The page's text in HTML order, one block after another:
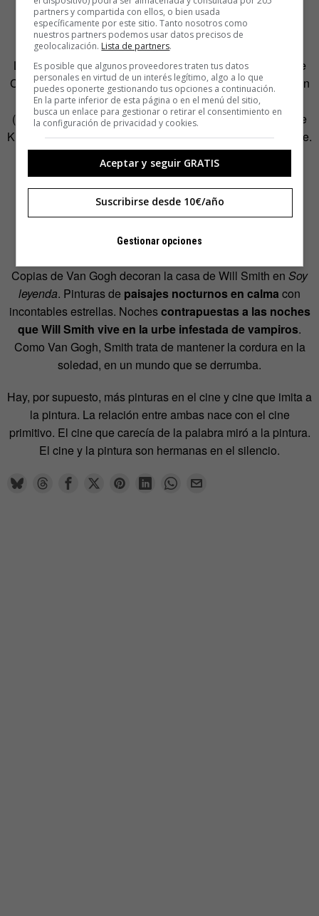
La mayoría de las pinturas enEyes Wide shutson obra de
Christiane Kubrick, la esposa del director de cine. Así es en
el pasillo que atraviesa el matrimonio Cruise y Kidman
(ficticio y real entonces). Los profundos rojos de Christiane
K. pintan manzanas en las que uno quisiera hincar el diente.
Naturalezas muertas que por su colorido sugieren
sensualidad.Caer y morir en el placer.
Un mundo en orden
Copias de Van Gogh decoran la casa de Will Smith en Soy
leyenda. Pinturas de paisajes nocturnos en calma con
incontables estrellas. Nochescontrapuestas a las noches
que Will Smith vive en la urbe infestada de vampiros.
Como Van Gogh, Smith trata de mantener la cordura en la
soledad, en un mundo que se derrumba.
Hay, por supuesto, más pinturas en el cine y cine que imita a
la pintura. La relación entre ambas nace con el cine
primitivo. El cine que carecía de la palabra miró a la pintura.
El cine y la pintura son hermanas en el silencio.
partners y compartida con ellos, o bien usada
específicamente por este sitio. Tanto nosotros como
nuestros partners podemos usar datos precisos de
geolocalización. Lista de partners.
Es posible que algunos proveedores traten tus datos
personales en virtud de un interés legítimo, algo a lo que
puedes oponerte gestionando tus opciones a continuación.
En la parte inferior de esta página o en el menú del sitio,
busca un enlace para gestionar o retirar el consentimiento en
la configuración de privacidad y cookies.
Aceptar y seguir GRATIS
Suscribirse desde 10€/año
Gestionar opciones